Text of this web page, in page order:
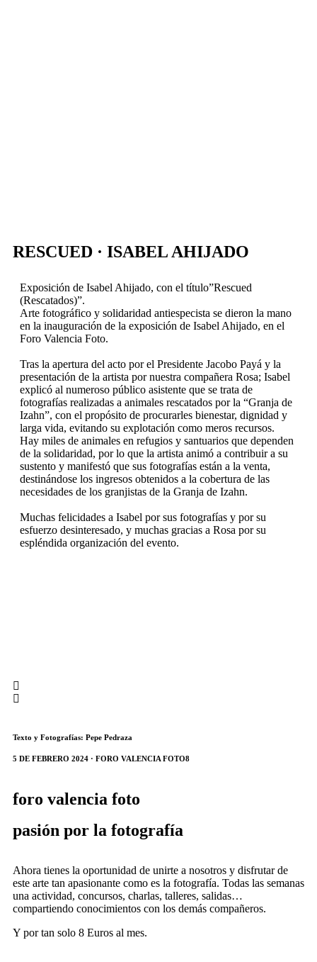
RESCUED · ISABEL AHIJADO
Exposición de Isabel Ahijado, con el título”Rescued
(Rescatados)”.
Arte fotográfico y solidaridad antiespecista se dieron la mano
en la inauguración de la exposición de Isabel Ahijado, en el
Foro Valencia Foto.
Tras la apertura del acto por el Presidente Jacobo Payá y la
presentación de la artista por nuestra compañera Rosa; Isabel
explicó al numeroso público asistente que se trata de
fotografías realizadas a animales rescatados por la “Granja de
Izahn”, con el propósito de procurarles bienestar, dignidad y
larga vida, evitando su explotación como meros recursos.
Hay miles de animales en refugios y santuarios que dependen
de la solidaridad, por lo que la artista animó a contribuir a su
sustento y manifestó que sus fotografías están a la venta,
destinándose los ingresos obtenidos a la cobertura de las
necesidades de los granjistas de la Granja de Izahn.
Muchas felicidades a Isabel por sus fotografías y por su
esfuerzo desinteresado, y muchas gracias a Rosa por su
espléndida organización del evento.
Texto y Fotografías: Pepe Pedraza
5 DE FEBRERO 2024 · FORO VALENCIA FOTO8
foro valencia foto
pasión por la fotografía
Ahora tienes la oportunidad de unirte a nosotros y disfrutar de
este arte tan apasionante como es la fotografía. Todas las semanas
una actividad, concursos, charlas, talleres, salidas…
compartiendo conocimientos con los demás compañeros.
Y por tan solo 8 Euros al mes.